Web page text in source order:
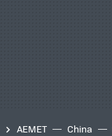
AEMET China